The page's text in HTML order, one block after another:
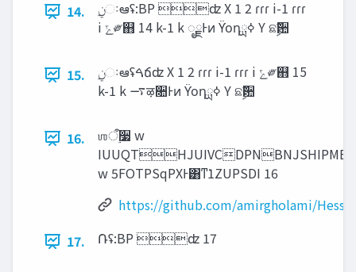
14.
i ‫ݻ‬༗஋ 14 k-1 k ೖྗͰͷ ϔοηߦྻ Y ଛࣦؔ਺
15.
k-1 k ࠷ऴ૚Ͱͷ ϔοηߦྻ Y ଛࣦؔ਺
16.
ஶऀ࣮૷ w
w 5FOTPSqPXͰ͸ͳ͘1ZUPSDI 16
https://github.com/amirgholami/
17.
݁Ռʢ:BP ʣ 17